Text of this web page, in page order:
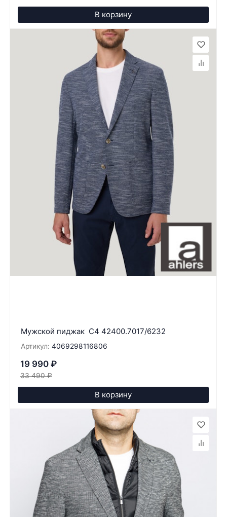
В корзину
Мужской пиджак C4 42400.7017/6232
Артикул: 4069298116806
19 990 ₽
33 490 ₽
В корзину